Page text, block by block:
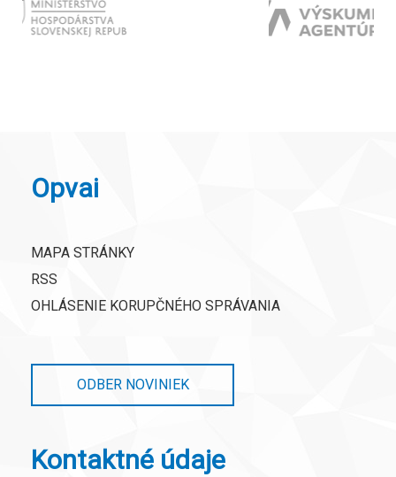
Opvai
MAPA STRÁNKY
RSS
OHLÁSENIE KORUPČNÉHO SPRÁVANIA
ODBER NOVINIEK
Kontaktné údaje